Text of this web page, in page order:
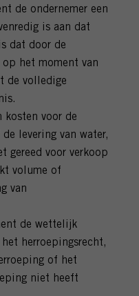
de ondernemer een
is aan dat
dat door de
op het moment van
de volledige
kosten voor de
levering van water,
gereed voor verkoop
volume of
van
de wettelijk
herroepingsrecht,
of het
niet heeft